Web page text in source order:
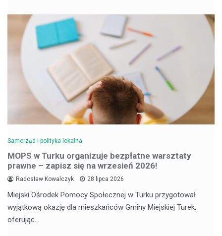
Samorząd i polityka lokalna
MOPS w Turku organizuje bezpłatne warsztaty
prawne – zapisz się na wrzesień 2026!
Radosław Kowalczyk 28 lipca 2026
Miejski Ośrodek Pomocy Społecznej w Turku przygotował
wyjątkową okazję dla mieszkańców Gminy Miejskiej Turek,
oferując…